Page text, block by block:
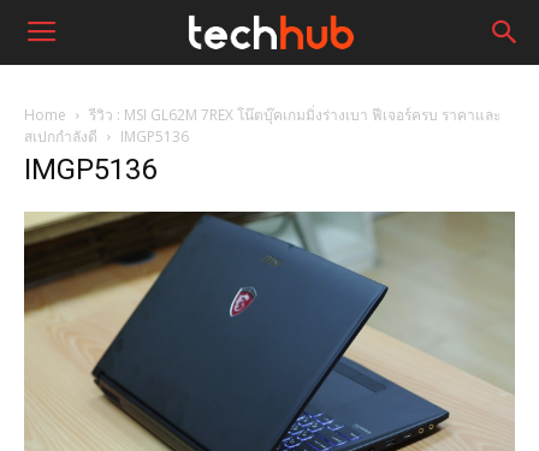
Home
รีวิว : MSI GL62M 7REX โน๊ตบุ๊คเกมมิ่งร่างเบา ฟีเจอร์ครบ ราคาและ
สเปกกำลังดี
IMGP5136
IMGP5136